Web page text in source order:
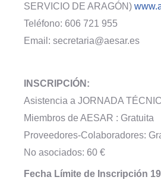
SERVICIO DE ARAGÓN)
Teléfono: 606 721 955
Email: secretaria@aesar.es
INSCRIPCIÓN:
Asistencia a JORNADA
Miembros de AESAR : Gratuita
Proveedores-Colaboradores:
No asociados: 60 €
Fecha Límite de Inscripción